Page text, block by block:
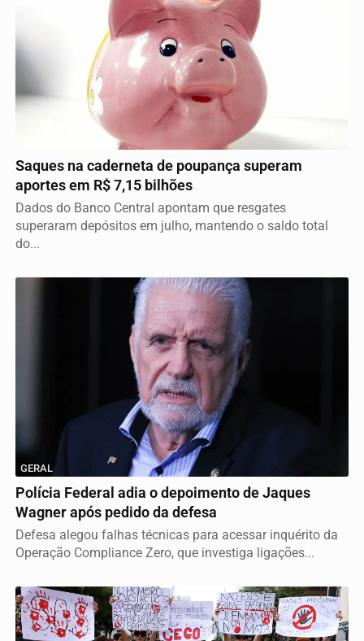
Saques na caderneta de poupança superam
aportes em R$ 7,15 bilhões
Dados do Banco Central apontam que resgates
superaram depósitos em julho, mantendo o saldo total
do...
GERAL
Polícia Federal adia o depoimento de Jaques
Wagner após pedido da defesa
Defesa alegou falhas técnicas para acessar inquérito da
Operação Compliance Zero, que investiga ligações...